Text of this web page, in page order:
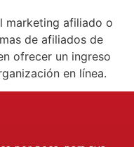
marketing afiliado o
de afiliados de
ofrecer un ingreso
en línea.